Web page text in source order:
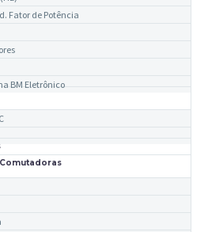
Fator de Potência
BM Eletrônico